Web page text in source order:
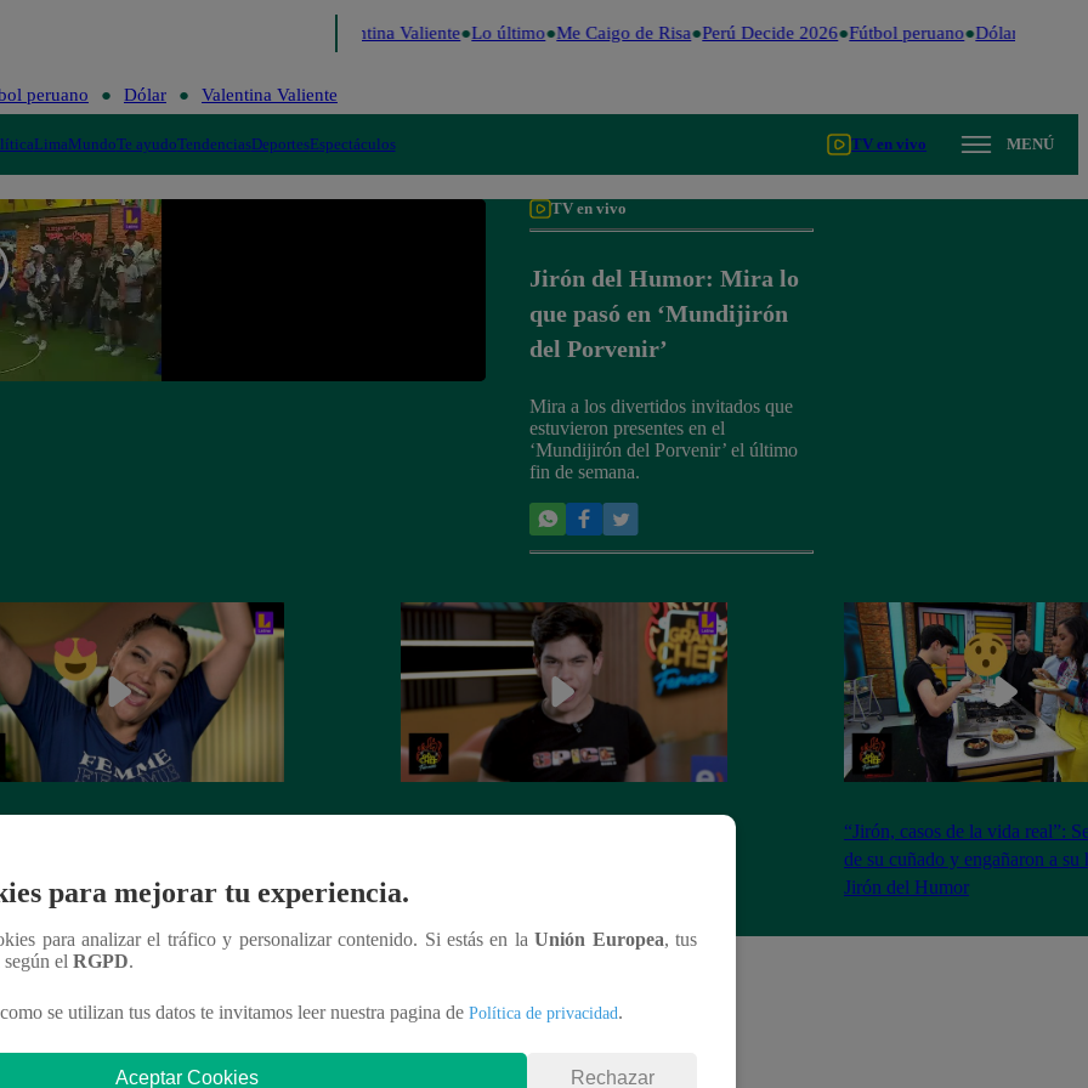
Valentina Valiente Lo último Me Caigo de Risa Perú Decide 2026 Fútbol peruano Dólar
peruano Dólar Valentina Valiente
LimaMundoTe ayudoTendenciasDeportesEspectáculos TV en vivo MENÚ
TV en vivo
Jirón del Humor: Mira lo
que pasó en ‘Mundijirón
del Porvenir’
Mira a los divertidos invitados que
estuvieron presentes en el
‘Mundijirón del Porvenir’ el último
fin de semana.
Humor
“Jirón, casos de la vida real”:
de su cuñado y engañaron a su
Jirón del Humor
para mejorar tu experiencia.
para analizar el tráfico y personalizar contenido. Si estás en laUnión Europea, tus
según el RGPD.
se utilizan tus datos te invitamos leer nuestra pagina de Política de privacidad.
Aceptar Cookies Rechazar